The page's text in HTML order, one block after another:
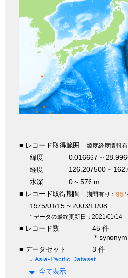
■ レコード取得範囲 緯度経度情報有
緯度
0.016667 ~
経度
126.207500 ~
水深
0 ~ 576 m
■ レコード取得期間
期間有り： 95
1975/01/15 ~ 2003/11/08
* データの最終更新日：2021/01/14
■ レコード数
45 件
＊
■ データセット
3 件
Asia-Pacific Dataset
全て表示